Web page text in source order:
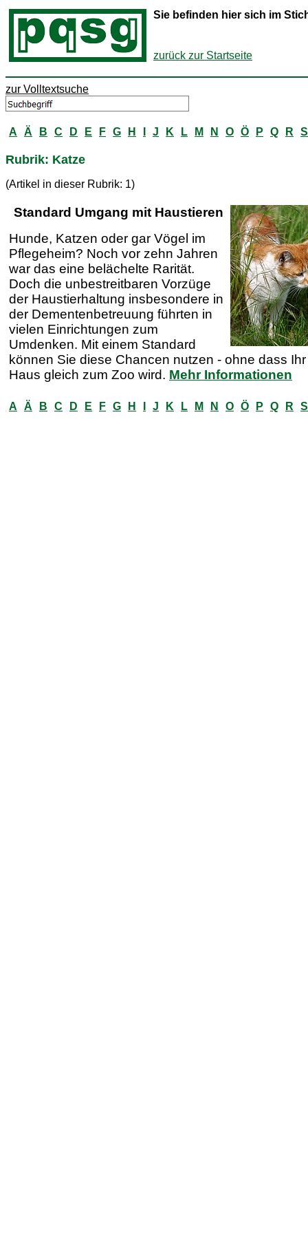
Sie befinden hier sich im
zurück zur Startseite
zur Volltextsuche
A Ä B C D E F G H J K L M N O Ö P Q R S
Rubrik: Katze
(Artikel in dieser Rubrik: 1)
Standard Umgang mit Haustieren
Hunde, Katzen oder gar Vögel im
Pflegeheim? Noch vor zehn Jahren
war das eine belächelte Rarität.
Doch die unbestreitbaren Vorzüge
der Haustierhaltung insbesondere in
der Dementenbetreuung führten in
vielen Einrichtungen zum
Umdenken. Mit einem Standard
können Sie diese Chancen nutzen - ohne dass Ihr
Haus gleich zum Zoo wird. Mehr Informationen
A Ä B C D E F G H J K L M N O Ö P Q R S